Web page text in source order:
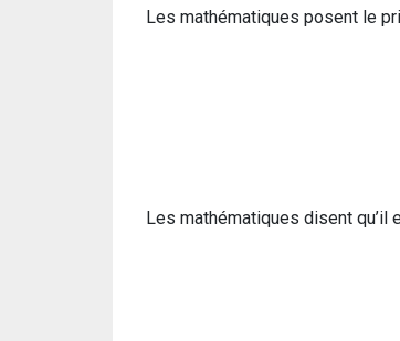
Les mathématiques posent le
Les mathématiques disent qu’il